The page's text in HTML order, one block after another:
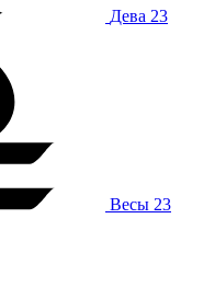
Дева 23
Весы 23